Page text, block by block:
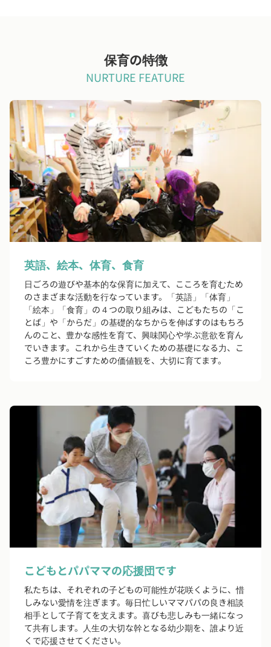
保育の特徴
NURTURE FEATURE
英語、絵本、体育、食育
日ごろの遊びや基本的な保育に加えて、こころを育むため
のさまざまな活動を行なっています。「英語」「体育」
「絵本」「食育」の４つの取り組みは、こどもたちの「こ
とば」や「からだ」の基礎的なちからを伸ばすのはもちろ
んのこと、豊かな感性を育て、興味関心や学ぶ意欲を育ん
でいきます。これから生きていくための基礎になる力、こ
ころ豊かにすごすための価値観を、大切に育てます。
こどもとパパママの応援団です
私たちは、それぞれの子どもの可能性が花咲くように、惜
しみない愛情を注ぎます。毎日忙しいママパパの良き相談
相手として子育てを支えます。喜びも悲しみも一緒になっ
て共有します。人生の大切な幹となる幼少期を、誰より近
くで応援させてください。